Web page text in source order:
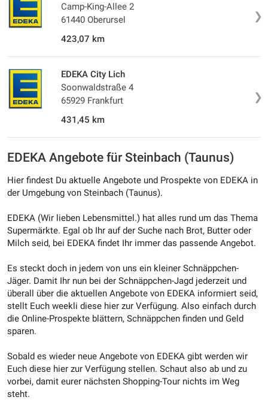
❯
Camp-King-Allee 2
61440 Oberursel
423,07 km
❯
EDEKA City Lich
Soonwaldstraße 4
65929 Frankfurt
431,45 km
EDEKA Angebote für Steinbach (Taunus)
Hier findest Du aktuelle Angebote und Prospekte von EDEKA in
der Umgebung von Steinbach (Taunus).
EDEKA (Wir lieben Lebensmittel.) hat alles rund um das Thema
Supermärkte. Egal ob Ihr auf der Suche nach Brot, Butter oder
Milch seid, bei EDEKA findet Ihr immer das passende Angebot.
Es steckt doch in jedem von uns ein kleiner Schnäppchen-
Jäger. Damit Ihr nun bei der Schnäppchen-Jagd jederzeit und
überall über die aktuellen Angebote von EDEKA informiert seid,
stellt Euch weekli diese hier zur Verfügung. Also einfach durch
die Online-Prospekte blättern, Schnäppchen finden und Geld
sparen.
Sobald es wieder neue Angebote von EDEKA gibt werden wir
Euch diese hier zur Verfügung stellen. Schaut also ab und zu
vorbei, damit eurer nächsten Shopping-Tour nichts im Weg
steht.